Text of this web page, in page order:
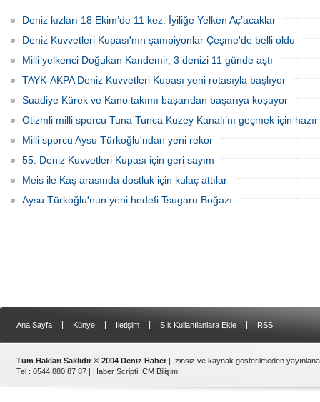
sulara yelken açıyor.
kategorisinde 68 metre dalış yaparak
şampiyon oldu.
Deniz kızları 18 Ekim’de 11 kez. İyiliğe Yelken Aç’acaklar
Deniz Kuvvetleri Kupası'nın şampiyonlar Çeşme'de belli oldu
Milli yelkenci Doğukan Kandemir, 3 denizi 11 günde aştı
TAYK-AKPA Deniz Kuvvetleri Kupası yeni rotasıyla başlıyor
Suadiye Kürek ve Kano takımı başarıdan başarıya koşuyor
Otizmli milli sporcu Tuna Tunca Kuzey Kanalı’nı geçmek için hazır
Milli sporcu Aysu Türkoğlu'ndan yeni rekor
55. Deniz Kuvvetleri Kupası için geri sayım
Meis ile Kaş arasında dostluk için kulaç attılar
Aysu Türkoğlu'nun yeni hedefi Tsugaru Boğazı
Ana Sayfa Künye İletişim Sık Kullanılanlara Ekle RSS
Tüm Hakları Saklıdır © 2004 Deniz Haber | İzinsiz ve kaynak gösterilmeden
Tel : 0544 880 87 87 | Haber Scripti: CM Bilişim